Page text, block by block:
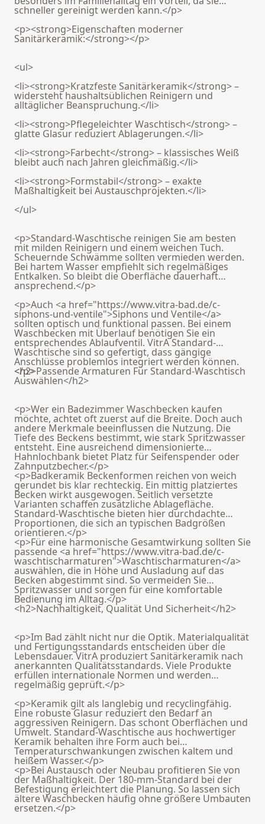
schneller gereinigt werden kann.</p>
<p><strong>Eigenschaften moderner
Sanitärkeramik:</strong></p>
<ul>
<li><strong>Kratzfeste Sanitärkeramik</strong> –
widersteht haushaltsüblichen Reinigern und
alltäglicher Beanspruchung.</li>
<li><strong>Pflegeleichter Waschtisch</strong> –
glatte Glasur reduziert Ablagerungen.</li>
<li><strong>Farbecht</strong> – klassisches Weiß
bleibt auch nach Jahren gleichmäßig.</li>
<li><strong>Formstabil</strong> – exakte
Maßhaltigkeit bei Austauschprojekten.</li>
</ul>
<p>Standard-Waschtische reinigen Sie am besten
mit milden Reinigern und einem weichen Tuch.
Scheuernde Schwämme sollten vermieden werden.
Bei hartem Wasser empfiehlt sich regelmäßiges
Entkalken. So bleibt die Oberfläche dauerhaft
ansprechend.</p>
<p>Auch <a href="https://www.vitra-bad.de/c-
siphons-und-ventile">Siphons und Ventile</a>
sollten optisch und funktional passen. Bei einem
Waschbecken mit Überlauf benötigen Sie ein
entsprechendes Ablaufventil. VitrA Standard-
Waschtische sind so gefertigt, dass gängige
Anschlüsse problemlos integriert werden können.
</p>
<h2>Passende Armaturen Für Standard-Waschtisch
Auswählen</h2>
<p>Wer ein Badezimmer Waschbecken kaufen
möchte, achtet oft zuerst auf die Breite. Doch auch
andere Merkmale beeinflussen die Nutzung. Die
Tiefe des Beckens bestimmt, wie stark Spritzwasser
entsteht. Eine ausreichend dimensionierte
Hahnlochbank bietet Platz für Seifenspender oder
Zahnputzbecher.</p>
<p>Badkeramik Beckenformen reichen von weich
gerundet bis klar rechteckig. Ein mittig platziertes
Becken wirkt ausgewogen. Seitlich versetzte
Varianten schaffen zusätzliche Ablagefläche.
Standard-Waschtische bieten hier durchdachte
Proportionen, die sich an typischen Badgrößen
orientieren.</p>
<p>Für eine harmonische Gesamtwirkung sollten Sie
passende <a href="https://www.vitra-bad.de/c-
waschtischarmaturen">Waschtischarmaturen</a>
auswählen, die in Höhe und Ausladung auf das
Becken abgestimmt sind. So vermeiden Sie
Spritzwasser und sorgen für eine komfortable
Bedienung im Alltag.</p>
<h2>Nachhaltigkeit, Qualität Und Sicherheit</h2>
<p>Im Bad zählt nicht nur die Optik. Materialqualität
und Fertigungsstandards entscheiden über die
Lebensdauer. VitrA produziert Sanitärkeramik nach
anerkannten Qualitätsstandards. Viele Produkte
erfüllen internationale Normen und werden
regelmäßig geprüft.</p>
<p>Keramik gilt als langlebig und recyclingfähig.
Eine robuste Glasur reduziert den Bedarf an
aggressiven Reinigern. Das schont Oberflächen und
Umwelt. Standard-Waschtische aus hochwertiger
Keramik behalten ihre Form auch bei
Temperaturschwankungen zwischen kaltem und
heißem Wasser.</p>
<p>Bei Austausch oder Neubau profitieren Sie von
der Maßhaltigkeit. Der 180-mm-Standard bei der
Befestigung erleichtert die Planung. So lassen sich
ältere Waschbecken häufig ohne größere Umbauten
ersetzen.</p>